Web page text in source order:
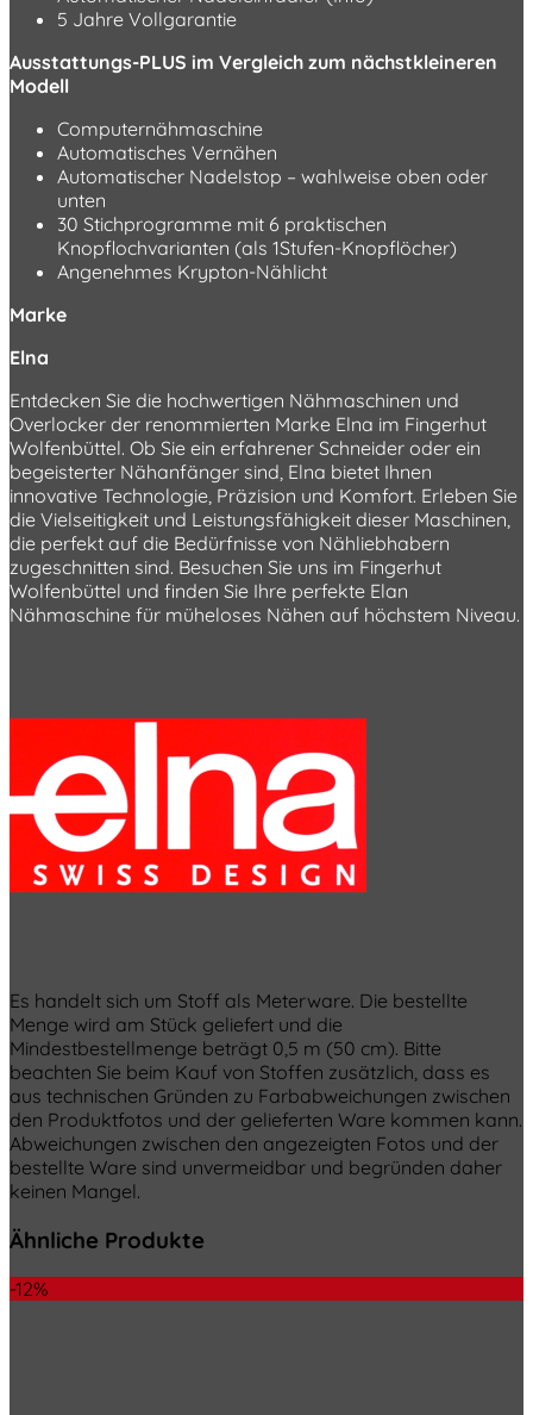
5 Jahre Vollgarantie
Ausstattungs-PLUS im Vergleich zum nächstkleineren
Modell
Computernähmaschine
Automatisches Vernähen
Automatischer Nadelstop – wahlweise oben oder
unten
30 Stichprogramme mit 6 praktischen
Knopflochvarianten (als 1Stufen-Knopflöcher)
Angenehmes Krypton-Nählicht
Marke
Elna
Entdecken Sie die hochwertigen Nähmaschinen und
Overlocker der renommierten Marke Elna im Fingerhut
Wolfenbüttel. Ob Sie ein erfahrener Schneider oder ein
begeisterter Nähanfänger sind, Elna bietet Ihnen
innovative Technologie, Präzision und Komfort. Erleben Sie
die Vielseitigkeit und Leistungsfähigkeit dieser Maschinen,
die perfekt auf die Bedürfnisse von Nähliebhabern
zugeschnitten sind. Besuchen Sie uns im Fingerhut
Wolfenbüttel und finden Sie Ihre perfekte Elan
Nähmaschine für müheloses Nähen auf höchstem Niveau.
Es handelt sich um Stoff als Meterware. Die bestellte
Menge wird am Stück geliefert und die
Mindestbestellmenge beträgt 0,5 m (50 cm). Bitte
beachten Sie beim Kauf von Stoffen zusätzlich, dass es
aus technischen Gründen zu Farbabweichungen zwischen
den Produktfotos und der gelieferten Ware kommen kann.
Abweichungen zwischen den angezeigten Fotos und der
bestellte Ware sind unvermeidbar und begründen daher
keinen Mangel.
Ähnliche Produkte
-12%